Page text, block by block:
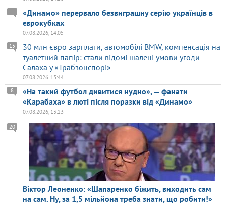
«Динамо» перервало безвиграшну серію українців в
єврокубках
07.08.2026, 14:05
30 млн євро зарплати, автомобілі BMW, компенсація на
туалетний папір: стали відомі шалені умови угоди
Салаха у «Трабзонспорі»
15
07.08.2026, 13:44
«На такий футбол дивитися нудно», — фанати
«Карабаха» в люті після поразки від «Динамо»
8
07.08.2026, 13:23
Віктор Леоненко: «Шапаренко біжить, виходить сам
на сам. Ну, за 1,5 мільйона треба знати, що робити!»
20